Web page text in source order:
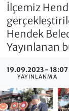
İlçemiz
Hendek
Yayınlanan
19.09.2023 - 18:07
YAYINLANMA
Künye
İletişim
Haber